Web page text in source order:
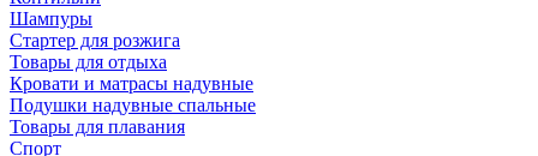
Шампуры
Стартер для розжига
Товары для отдыха
Кровати и матрасы надувные
Подушки надувные спальные
Товары для плавания
Спорт